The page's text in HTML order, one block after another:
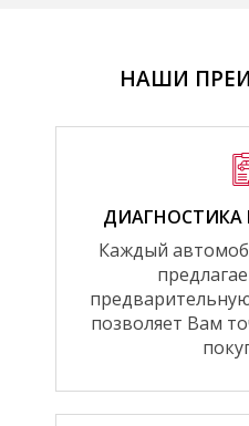
НАШИ
ДИАГНОСТИКА
Каждый
позволяет Вам